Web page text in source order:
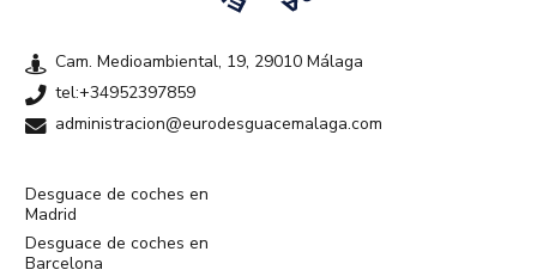
Cam. Medioambiental, 19, 29010 Málaga
tel:+34952397859
administracion@eurodesguacemalaga.com
Desguace de coches en
Madrid
Desguace de coches en
Barcelona